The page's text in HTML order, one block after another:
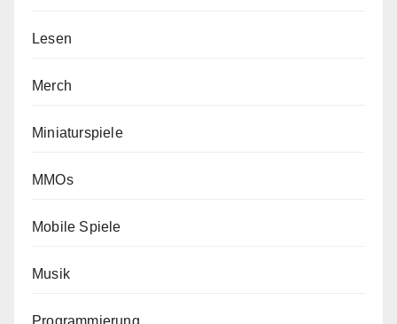
Lesen
Merch
Miniaturspiele
MMOs
Mobile Spiele
Musik
Programmierung